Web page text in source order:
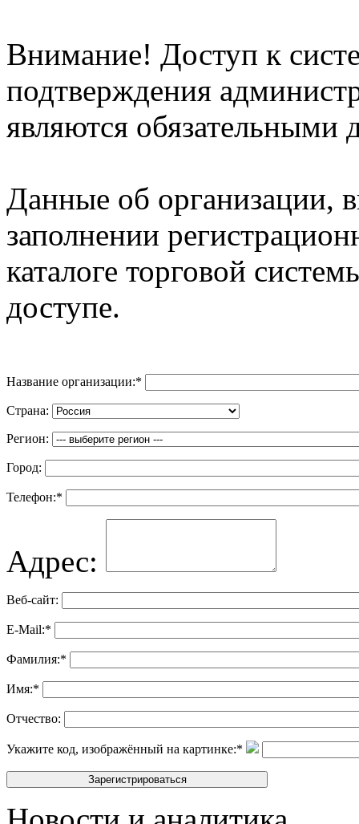
Внимание! Доступ к
подтверждения
являются обязательными
Данные об организации,
заполнении
каталоге торговой
доступе.
Название организации:*
Страна:
Регион:
Город:
Телефон:*
Адрес:
Веб-сайт:
E-Mail:*
Фамилия:*
Имя:*
Отчество:
Укажите код, изображённый на картинке:*